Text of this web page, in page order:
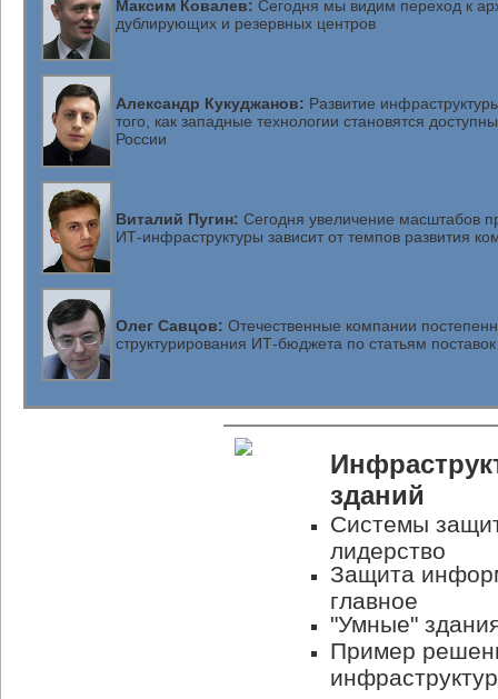
Максим Ковалев: Сегодня мы видим переход к
дублирующих и резервных центров
Александр Кукуджанов: Развитие
того, как западные технологии становятся
России
Виталий Пугин: Сегодня увеличение масштабов
ИТ-инфраструктуры зависит от темпов развития
Олег Савцов: Отечественные компании
структурирования ИТ-бюджета по статьям поставок
зданий
Системы
лидерство
Защита
главное
"Умные"
Пример